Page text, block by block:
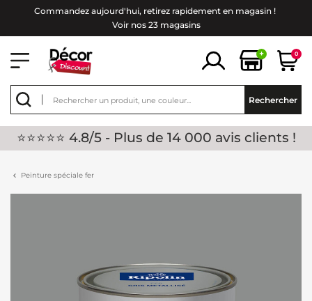
Commandez aujourd'hui, retirez rapidement en magasin !
Voir nos 23 magasins
+ 0
Rechercher
⭐⭐⭐⭐⭐ 4.8/5 - Plus de 14 000 avis clients !
Peinture spéciale fer